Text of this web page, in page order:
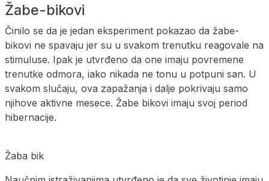
Žabe-bikovi
Činilo se da je jedan eksperiment pokazao da žabe-
bikovi ne spavaju jer su u svakom trenutku reagovale na
stimuluse. Ipak je utvrđeno da one imaju povremene
trenutke odmora, iako nikada ne tonu u potpuni san. U
svakom slučaju, ova zapažanja i dalje pokrivaju samo
njihove aktivne mesece. Žabe bikovi imaju svoj period
hibernacije.
Žaba bik